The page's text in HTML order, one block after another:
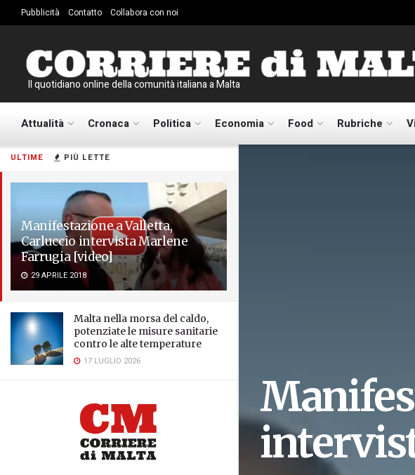
ULTIME PIÙ LETTE
Manifestazione a Valletta,
Carluccio intervista Marlene
Farrugia [video]
29 APRILE 2018
Malta nella morsa del caldo,
potenziate le misure sanitarie
contro le alte temperature
17 LUGLIO 2026
Pubblicità Contatto Collabora con noi
Il quotidiano online della comunità italiana a Malta
Attualità Cronaca Politica Economia Food Rubriche